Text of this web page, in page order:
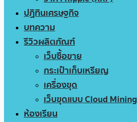
ปฏิทินเศรษฐกิจ
บทความ
รีวิวผลิตภัณฑ์
เว็บซื้อขาย
กระเป๋าเก็บเหรียญ
เครื่องขุด
เว็บขุดแบบ Cloud Mining
ห้องเรียน